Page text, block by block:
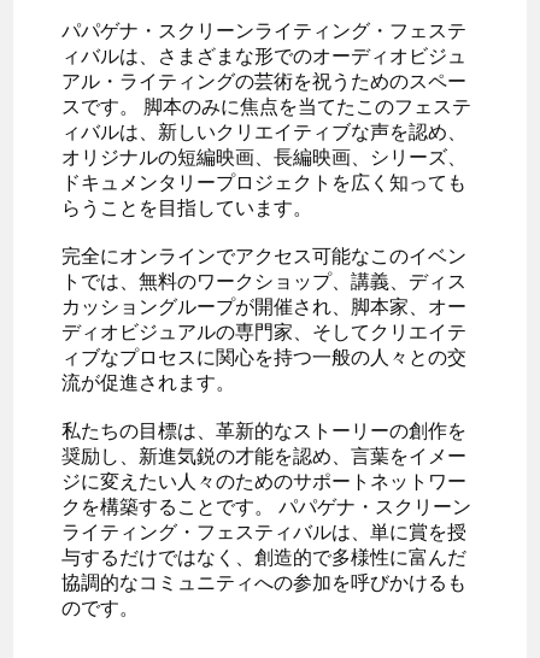
パパゲナ・スクリーンライティング・フェステ
ィバルは、さまざまな形でのオーディオビジュ
アル・ライティングの芸術を祝うためのスペー
スです。 脚本のみに焦点を当てたこのフェステ
ィバルは、新しいクリエイティブな声を認め、
オリジナルの短編映画、長編映画、シリーズ、
ドキュメンタリープロジェクトを広く知っても
らうことを目指しています。
完全にオンラインでアクセス可能なこのイベン
トでは、無料のワークショップ、講義、ディス
カッショングループが開催され、脚本家、オー
ディオビジュアルの専門家、そしてクリエイテ
ィブなプロセスに関心を持つ一般の人々との交
流が促進されます。
私たちの目標は、革新的なストーリーの創作を
奨励し、新進気鋭の才能を認め、言葉をイメー
ジに変えたい人々のためのサポートネットワー
クを構築することです。 パパゲナ・スクリーン
ライティング・フェスティバルは、単に賞を授
与するだけではなく、創造的で多様性に富んだ
協調的なコミュニティへの参加を呼びかけるも
のです。